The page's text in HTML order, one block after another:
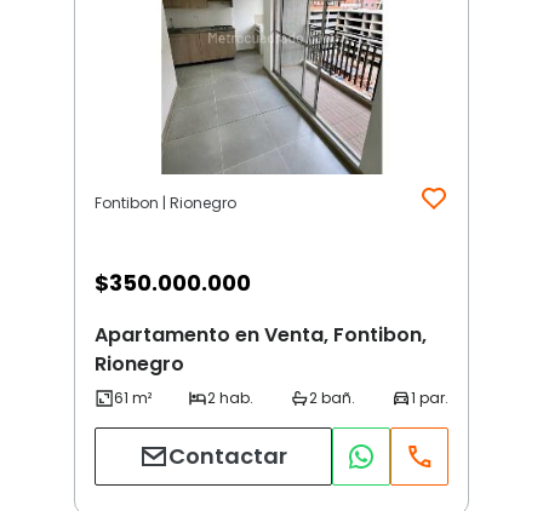
Fontibon | Rionegro
$350.000.000
Apartamento en Venta, Fontibon,
Rionegro
Contactar